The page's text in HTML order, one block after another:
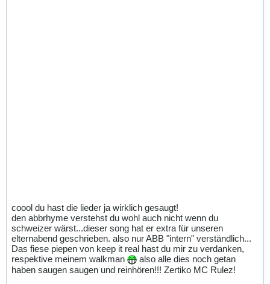
coool du hast die lieder ja wirklich gesaugt!
den abbrhyme verstehst du wohl auch nicht wenn du
schweizer wärst...dieser song hat er extra für unseren
elternabend geschrieben. also nur ABB "intern" verständlich...
Das fiese piepen von keep it real hast du mir zu verdanken,
respektive meinem walkman
also alle dies noch getan
haben saugen saugen und reinhören!!! Zertiko MC Rulez!